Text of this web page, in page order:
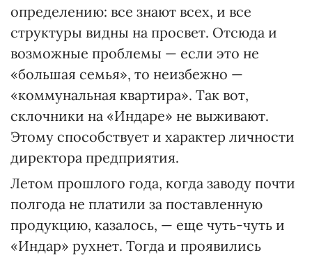
определению: все знают всех, и все
структуры видны на просвет. Отсюда и
возможные проблемы — если это не
«большая семья», то неизбежно —
«коммунальная квартира». Так вот,
склочники на «Индаре» не выживают.
Этому способствует и характер личности
директора предприятия.
Летом прошлого года, когда заводу почти
полгода не платили за поставленную
продукцию, казалось, — еще чуть-чуть и
«Индар» рухнет. Тогда и проявились